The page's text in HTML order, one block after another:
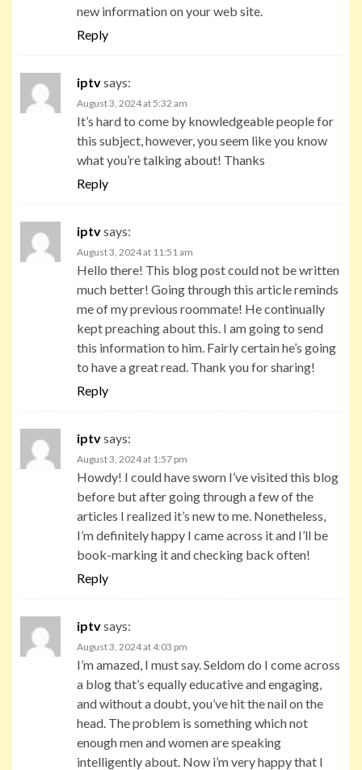
new information on your web site.
Reply
iptvsays:
August 3, 2024 at 5:32 am
It’s hard to come by knowledgeable people for
this subject, however, you seem like you know
what you’re talking about! Thanks
Reply
iptvsays:
August 3, 2024 at 11:51 am
Hello there! This blog post could not be written
much better! Going through this article reminds
me of my previous roommate! He continually
kept preaching about this. I am going to send
this information to him. Fairly certain he’s going
to have a great read. Thank you for sharing!
Reply
iptvsays:
August 3, 2024 at 1:57 pm
Howdy! I could have sworn I’ve visited this blog
before but after going through a few of the
articles I realized it’s new to me. Nonetheless,
I’m definitely happy I came across it and I’ll be
book-marking it and checking back often!
Reply
iptvsays:
August 3, 2024 at 4:03 pm
I’m amazed, I must say. Seldom do I come across
a blog that’s equally educative and engaging,
and without a doubt, you’ve hit the nail on the
head. The problem is something which not
enough men and women are speaking
intelligently about. Now i’m very happy that I